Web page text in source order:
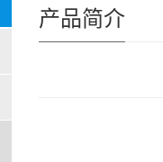
产品简介